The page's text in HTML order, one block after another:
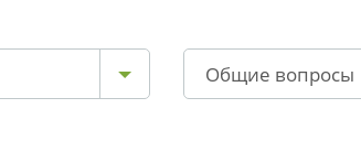
Общие вопросы